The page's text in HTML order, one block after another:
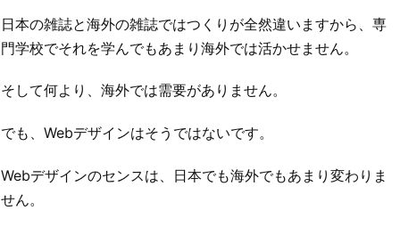
日本の雑誌と海外の雑誌ではつくりが全然違いますから、専
門学校でそれを学んでもあまり海外では活かせません。
そして何より、海外では需要がありません。
でも、Webデザインはそうではないです。
Webデザインのセンスは、日本でも海外でもあまり変わりま
せん。